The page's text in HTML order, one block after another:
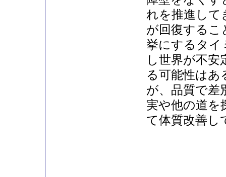
れを推進して
が回復するこ
挙にするタイ
し世界が不安
る可能性はあ
が、品質で差
実や他の道を
て体質改善し